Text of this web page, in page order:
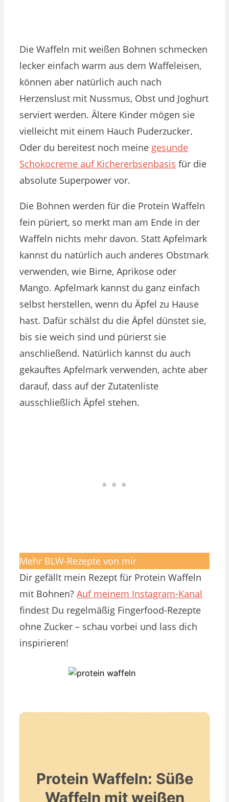
Die Waffeln mit weißen Bohnen schmecken
lecker einfach warm aus dem Waffeleisen,
können aber natürlich auch nach
Herzenslust mit Nussmus, Obst und Joghurt
serviert werden. Ältere Kinder mögen sie
vielleicht mit einem Hauch Puderzucker.
Oder du bereitest noch meine gesunde
Schokocreme auf Kichererbsenbasis für die
absolute Superpower vor.
Die Bohnen werden für die Protein Waffeln
fein püriert, so merkt man am Ende in der
Waffeln nichts mehr davon. Statt Apfelmark
kannst du natürlich auch anderes Obstmark
verwenden, wie Birne, Aprikose oder
Mango. Apfelmark kannst du ganz einfach
selbst herstellen, wenn du Äpfel zu Hause
hast. Dafür schälst du die Äpfel dünstet sie,
bis sie weich sind und pürierst sie
anschließend. Natürlich kannst du auch
gekauftes Apfelmark verwenden, achte aber
darauf, dass auf der Zutatenliste
ausschließlich Äpfel stehen.
Mehr BLW-Rezepte von mir
Dir gefällt mein Rezept für Protein Waffeln
mit Bohnen? Auf meinem Instagram-Kanal
findest Du regelmäßig Fingerfood-Rezepte
ohne Zucker – schau vorbei und lass dich
inspirieren!
Protein Waffeln: Süße
Waffeln mit weißen